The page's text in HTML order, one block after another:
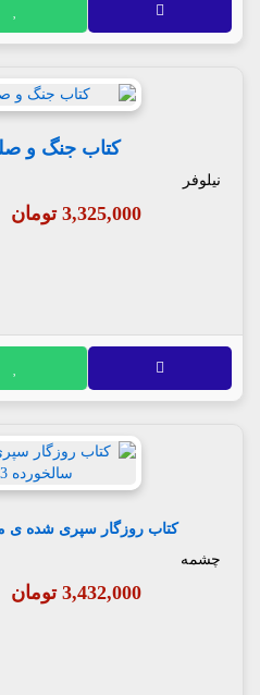
کتاب جنگ و
نیلوفر
3,325,000 تومان
کتاب روزگار سپری شده ی
چشمه
3,432,000 تومان